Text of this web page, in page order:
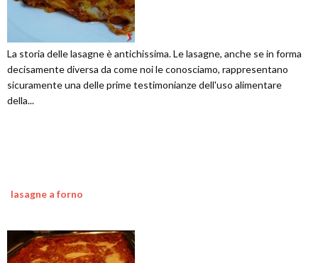
La storia delle lasagne è antichissima. Le lasagne, anche se in forma
decisamente diversa da come noi le conosciamo, rappresentano
sicuramente una delle prime testimonianze dell'uso alimentare
della...
lasagne a forno